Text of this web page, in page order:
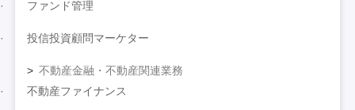
ファンド管理
投信投資顧問マーケター
不動産金融・不動産関連業務
不動産ファイナンス